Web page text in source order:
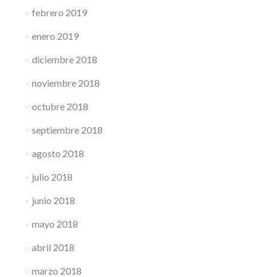
febrero 2019
enero 2019
diciembre 2018
noviembre 2018
octubre 2018
septiembre 2018
agosto 2018
julio 2018
junio 2018
mayo 2018
abril 2018
marzo 2018